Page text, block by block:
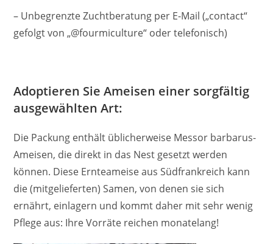
– Unbegrenzte Zuchtberatung per E-Mail („contact“
gefolgt von „@fourmiculture“ oder telefonisch)
Adoptieren Sie Ameisen einer sorgfältig
ausgewählten Art:
Die Packung enthält üblicherweise Messor barbarus-
Ameisen, die direkt in das Nest gesetzt werden
können. Diese Ernteameise aus Südfrankreich kann
die (mitgelieferten) Samen, von denen sie sich
ernährt, einlagern und kommt daher mit sehr wenig
Pflege aus: Ihre Vorräte reichen monatelang!